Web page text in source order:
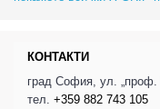
КОНТАКТИ
град София, ул. „проф.
тел. +359 882 743 105